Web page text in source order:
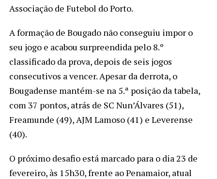
Associação de Futebol do Porto.
A formação de Bougado não conseguiu impor o
seu jogo e acabou surpreendida pelo 8.º
classificado da prova, depois de seis jogos
consecutivos a vencer. Apesar da derrota, o
Bougadense mantém-se na 5.ª posição da tabela,
com 37 pontos, atrás de SC Nun’Álvares (51),
Freamunde (49), AJM Lamoso (41) e Leverense
(40).
O próximo desafio está marcado para o dia 23 de
fevereiro, às 15h30, frente ao Penamaior, atual